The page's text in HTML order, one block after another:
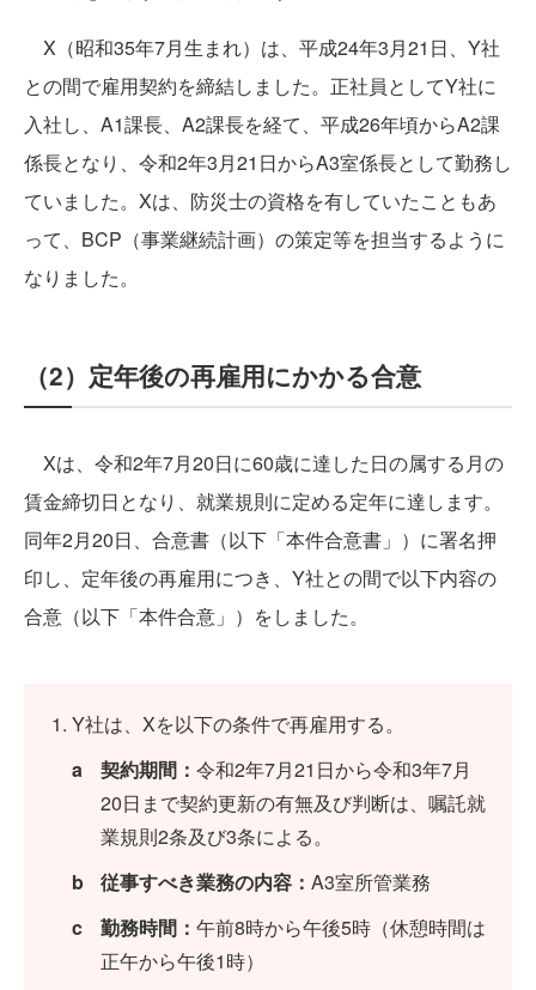
X（昭和35年7月生まれ）は、平成24年3月21日、Y社
との間で雇用契約を締結しました。正社員としてY社に
入社し、A1課長、A2課長を経て、平成26年頃からA2課
係長となり、令和2年3月21日からA3室係長として勤務し
ていました。Xは、防災士の資格を有していたこともあ
って、BCP（事業継続計画）の策定等を担当するように
なりました。
（2）定年後の再雇用にかかる合意
Xは、令和2年7月20日に60歳に達した日の属する月の
賃金締切日となり、就業規則に定める定年に達します。
同年2月20日、合意書（以下「本件合意書」）に署名押
印し、定年後の再雇用につき、Y社との間で以下内容の
合意（以下「本件合意」）をしました。
Y社は、Xを以下の条件で再雇用する。
a
契約期間： 令和2年7月21日から令和3年7月
20日まで契約更新の有無及び判断は、嘱託就
業規則2条及び3条による。
b
従事すべき業務の内容： A3室所管業務
c
勤務時間： 午前8時から午後5時（休憩時間は
正午から午後1時）